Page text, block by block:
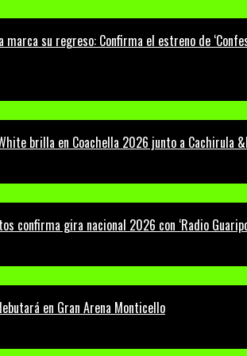
marca su regreso: Confirma el estreno de
brilla en Coachella 2026 junto a Cachirula
confirma gira nacional 2026 con ‘Radio
en Gran Arena Monticello